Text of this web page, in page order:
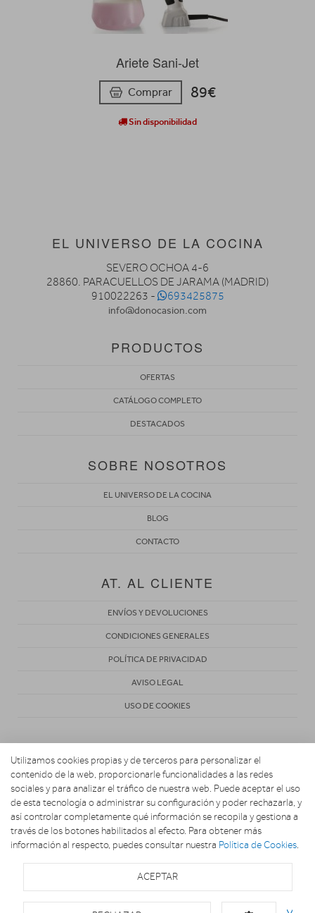
Ariete Sani-Jet
Comprar 89€
Sin disponibilidad
EL UNIVERSO DE LA COCINA
SEVERO OCHOA 4-6
28860. PARACUELLOS DE JARAMA (MADRID)
910022263 -
693425875
info@donocasion.com
PRODUCTOS
OFERTAS
CATÁLOGO COMPLETO
DESTACADOS
SOBRE NOSOTROS
EL UNIVERSO DE LA COCINA
BLOG
CONTACTO
AT. AL CLIENTE
ENVÍOS Y DEVOLUCIONES
CONDICIONES GENERALES
POLÍTICA DE PRIVACIDAD
AVISO LEGAL
USO DE COOKIES
Copyright 2026. EL UNIVERSO DE LA COCINA
Utilizamos cookies propias y de terceros para personalizar el
contenido de la web, proporcionarle funcionalidades a las redes
sociales y para analizar el tráfico de nuestra web. Puede aceptar el uso
de esta tecnología o administrar su configuración y poder rechazarla, y
así controlar completamente qué información se recopila y gestiona a
través de los botones habilitados al efecto. Para obtener más
información al respecto, puedes consultar nuestra Política de Cookies.
ACEPTAR